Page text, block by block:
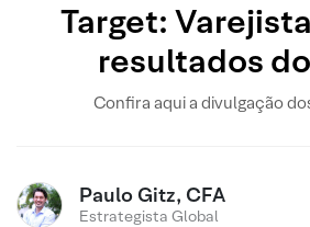
Target:
resultados
Confira aqui a divulgação
Paulo Gitz, CFA
Estrategista Global